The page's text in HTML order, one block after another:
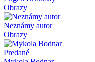
Obrazy
Neznámy autor
Obrazy
Predané